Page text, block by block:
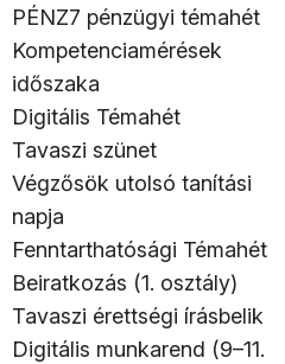
PÉNZ7 pénzügyi témahét
Kompetenciamérések
időszaka
Digitális Témahét
Tavaszi szünet
Végzősök utolsó tanítási
napja
Fenntarthatósági Témahét
Beiratkozás (1. osztály)
Tavaszi érettségi írásbelik
Digitális munkarend (9–11.